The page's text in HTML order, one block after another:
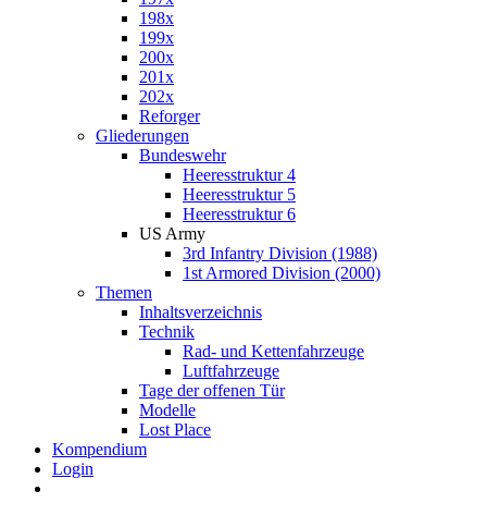
198x
199x
200x
201x
202x
Reforger
Gliederungen
Bundeswehr
Heeresstruktur 4
Heeresstruktur 5
Heeresstruktur 6
US Army
3rd Infantry Division (1988)
1st Armored Division (2000)
Themen
Inhaltsverzeichnis
Technik
Rad- und Kettenfahrzeuge
Luftfahrzeuge
Tage der offenen Tür
Modelle
Lost Place
Kompendium
Login